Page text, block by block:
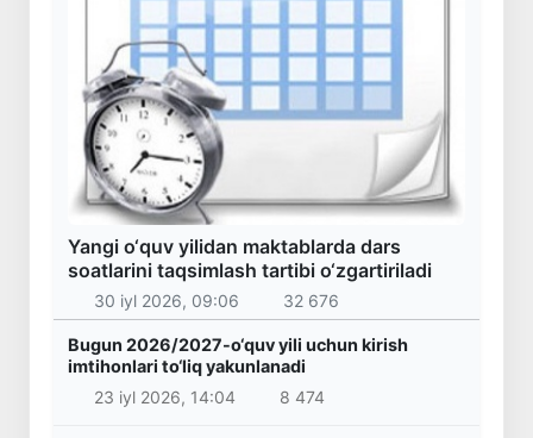
Yangi o‘quv yilidan maktablarda dars
soatlarini taqsimlash tartibi o‘zgartiriladi
30 iyl 2026, 09:06 32 676
Bugun 2026/2027-o‘quv yili uchun kirish
imtihonlari to‘liq yakunlanadi
23 iyl 2026, 14:04
8 474